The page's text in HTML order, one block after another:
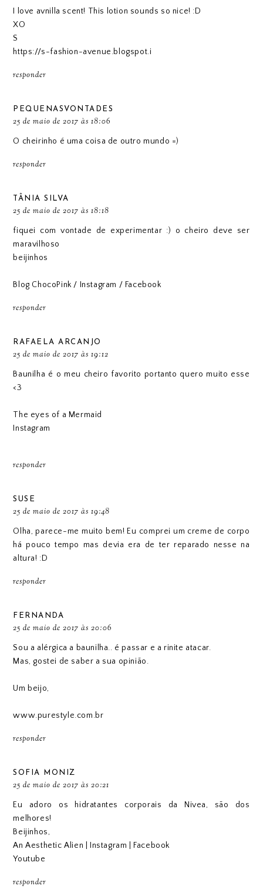
I love avnilla scent! This lotion sounds so nice! :D
XO
S
https://s-fashion-avenue.blogspot.i
responder
PEQUENASVONTADES
25 de maio de 2017 às 18:06
O cheirinho é uma coisa de outro mundo =)
responder
TÂNIA SILVA
25 de maio de 2017 às 18:18
fiquei com vontade de experimentar :) o cheiro deve ser
maravilhoso
beijinhos
Blog ChocoPink / Instagram / Facebook
responder
RAFAELA ARCANJO
25 de maio de 2017 às 19:12
Baunilha é o meu cheiro favorito portanto quero muito esse
<3
The eyes of a Mermaid
Instagram
responder
SUSE
25 de maio de 2017 às 19:48
Olha, parece-me muito bem! Eu comprei um creme de corpo
há pouco tempo mas devia era de ter reparado nesse na
altura! :D
responder
FERNANDA
25 de maio de 2017 às 20:06
Sou a alérgica a baunilha.. é passar e a rinite atacar.
Mas, gostei de saber a sua opinião.
Um beijo,
www.purestyle.com.br
responder
SOFIA MONIZ
25 de maio de 2017 às 20:21
Eu adoro os hidratantes corporais da Nivea, são dos
melhores!
Beijinhos,
An Aesthetic Alien
Instagram
Facebook
Youtube
responder